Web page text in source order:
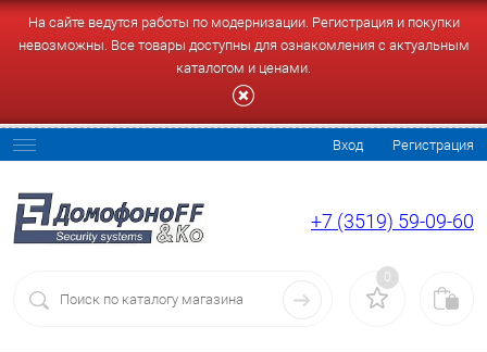
На сайте ведутся работы по модернизации. Регистрация и покупки
невозможны. Все товары доступны для ознакомления с актуальным
каталогом и ценами.
Вход Регистрация
+7 (3519) 59-09-60
0